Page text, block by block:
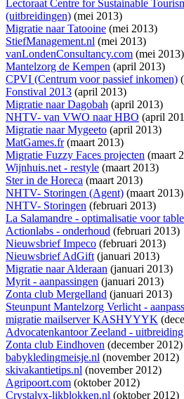
Lectoraat Centre for Sustainable
(uitbreidingen) (mei 2013)
Migratie naar Tatooine (mei 2013)
StiefManagement.nl (mei 2013)
vanLondenConsultancy.com (mei 2013)
Mantelzorg de Kempen (april 2013)
CPVI (Centrum voor passief inkomen)
Fonstival 2013 (april 2013)
Migratie naar Dagobah (april 2013)
NHTV- van VWO naar HBO (april
Migratie naar Mygeeto (april 2013)
MatGames.fr(maart 2013)
Migratie Fuzzy Faces projecten (maart
Wijnhuis.net - restyle (maart 2013)
Ster in de Horeca (maart 2013)
NHTV- Storingen (Agent) (maart 2013)
NHTV- Storingen (februari 2013)
La Salamandre - optimalisatie voor
Actionlabs - onderhoud (februari 2013)
Nieuwsbrief Impeco (februari 2013)
Nieuwsbrief AdGift(januari 2013)
Migratie naar Alderaan (januari 2013)
Myrit - aanpassingen (januari 2013)
Zonta club Mergelland (januari 2013)
Steunpunt Mantelzorg Verlicht -
migratie mailserver KASHYYYK
Advocatenkantoor Zeeland - uitbreiding
Zonta club Eindhoven (december 2012)
babykledingmeisje.nl (november 2012)
skivakantietips.nl (november 2012)
Agripoort.com (oktober 2012)
Crystalyx-likblokken.nl (oktober 2012)